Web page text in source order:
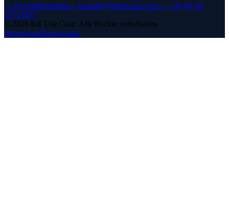
→ Kontaktformular→ kontakt@iotusecase.com→ +49 (0) 30
57714477
© 2026 IoT Use Case. Alle Rechte vorbehalten.
ImpressumDatenschutz